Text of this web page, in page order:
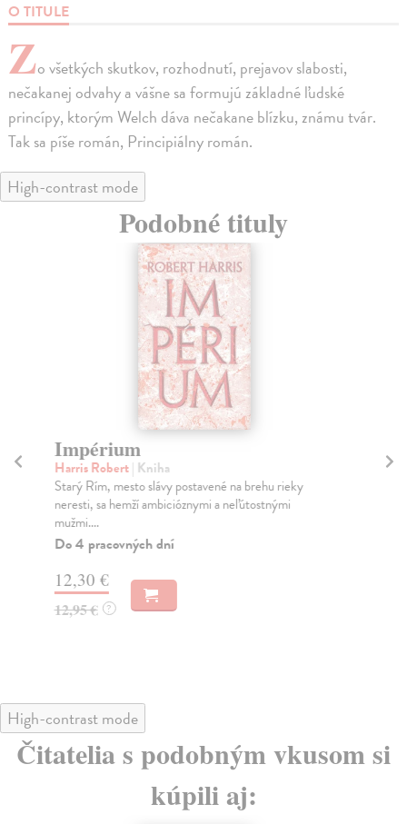
O TITULE
Zo všetkých skutkov, rozhodnutí, prejavov slabosti,
nečakanej odvahy a vášne sa formujú základné ľudské
princípy, ktorým Welch dáva nečakane blízku, známu tvár.
Tak sa píše román, Principiálny román.
High-contrast mode
Podobné tituly
Impérium
Harris Robert| Kniha
Starý Rím, mesto slávy postavené na brehu rieky
neresti, sa hemží ambicióznymi a neľútostnými
mužmi....
Do 4 pracovných dní
12,30 €
12,95 € ?
High-contrast mode
Čitatelia s podobným vkusom si
kúpili aj: